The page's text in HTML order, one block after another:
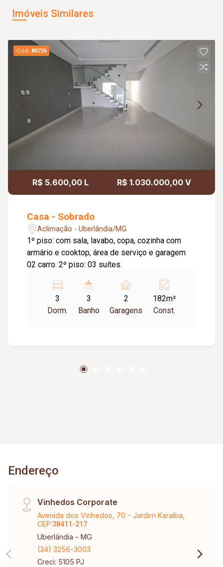
Imóveis Similares
Cód. 80726
R$ 5.600,00 L R$ 1.030.000,00 V
Casa - Sobrado
Aclimação - Uberlândia/MG
1º piso: com sala, lavabo, copa, cozinha com
armário e cooktop, área de serviço e garagem
02 carro. 2º piso: 03 suítes.
3
Dorm.
3
Banho
2
Garagens
182m²
Const.
Endereço
Vinhedos Corporate
Avenida dos Vinhedos, 70 - Jardim Karaíba,
CEP:38411-217
Uberlândia - MG
(34) 3256-3003
Creci: 5105 PJ